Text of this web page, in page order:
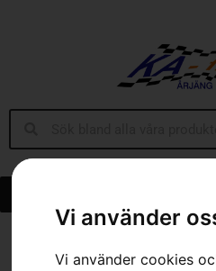
Vi använder
Vi använder cookies